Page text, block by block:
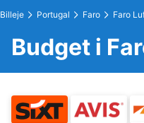
Billeje Portugal Faro Faro
Budget i